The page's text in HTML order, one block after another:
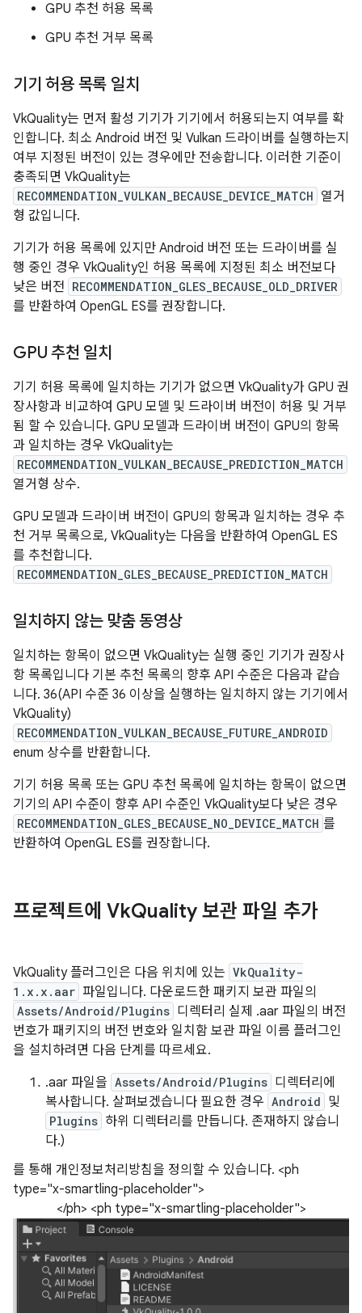
GPU 추천 허용 목록
GPU 추천 거부 목록
기기 허용 목록 일치
VkQuality는 먼저 활성 기기가 기기에서 허용되는지 여부를 확
인합니다. 최소 Android 버전 및 Vulkan 드라이버를 실행하는지
여부 지정된 버전이 있는 경우에만 전송합니다. 이러한 기준이
충족되면 VkQuality는
RECOMMENDATION_VULKAN_BECAUSE_DEVICE_MATCH 열거
형 값입니다.
기기가 허용 목록에 있지만 Android 버전 또는 드라이버를 실
행 중인 경우 VkQuality인 허용 목록에 지정된 최소 버전보다
낮은 버전 RECOMMENDATION_GLES_BECAUSE_OLD_DRIVER
를 반환하여 OpenGL ES를 권장합니다.
GPU 추천 일치
기기 허용 목록에 일치하는 기기가 없으면 VkQuality가 GPU 권
장사항과 비교하여 GPU 모델 및 드라이버 버전이 허용 및 거부
됨 할 수 있습니다. GPU 모델과 드라이버 버전이 GPU의 항목
과 일치하는 경우 VkQuality는
RECOMMENDATION_VULKAN_BECAUSE_PREDICTION_MATCH
열거형 상수.
GPU 모델과 드라이버 버전이 GPU의 항목과 일치하는 경우 추
천 거부 목록으로, VkQuality는 다음을 반환하여 OpenGL ES
를 추천합니다.
RECOMMENDATION_GLES_BECAUSE_PREDICTION_MATCH
일치하지 않는 맞춤 동영상
일치하는 항목이 없으면 VkQuality는 실행 중인 기기가 권장사
항 목록입니다 기본 추천 목록의 향후 API 수준은 다음과 같습
니다. 36(API 수준 36 이상을 실행하는 일치하지 않는 기기에서
VkQuality)
RECOMMENDATION_VULKAN_BECAUSE_FUTURE_ANDROID
enum 상수를 반환합니다.
기기 허용 목록 또는 GPU 추천 목록에 일치하는 항목이 없으면
기기의 API 수준이 향후 API 수준인 VkQuality보다 낮은 경우
RECOMMENDATION_GLES_BECAUSE_NO_DEVICE_MATCH 를
반환하여 OpenGL ES를 권장합니다.
프로젝트에 VkQuality 보관 파일 추가
VkQuality 플러그인은 다음 위치에 있는 VkQuality-
1.x.x.aar 파일입니다. 다운로드한 패키지 보관 파일의
Assets/Android/Plugins 디렉터리 실제 .aar 파일의 버전
번호가 패키지의 버전 번호와 일치함 보관 파일 이름 플러그인
을 설치하려면 다음 단계를 따르세요.
.aar 파일을 Assets/Android/Plugins 디렉터리에
복사합니다. 살펴보겠습니다 필요한 경우 Android 및
Plugins 하위 디렉터리를 만듭니다. 존재하지 않습니
다.)
를 통해 개인정보처리방침을 정의할 수 있습니다. <ph
type="x-smartling-placeholder">
</ph> <ph type="x-smartling-placeholder">